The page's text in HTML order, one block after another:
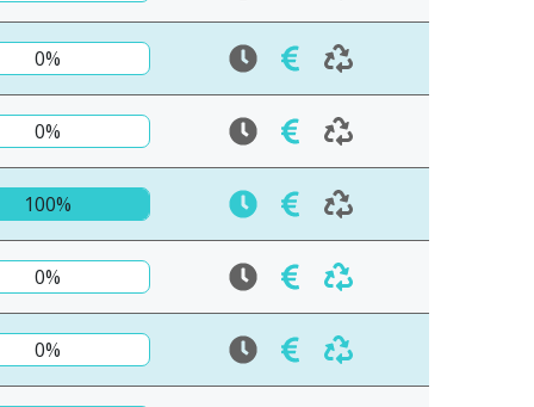
0%
0%
100%
0%
0%